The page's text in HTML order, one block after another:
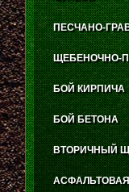
ПЕСЧАНО-
ЩЕБЕНОЧНО-
БОЙ КИРПИЧА
БОЙ БЕТОНА
ВТОРИЧНЫЙ